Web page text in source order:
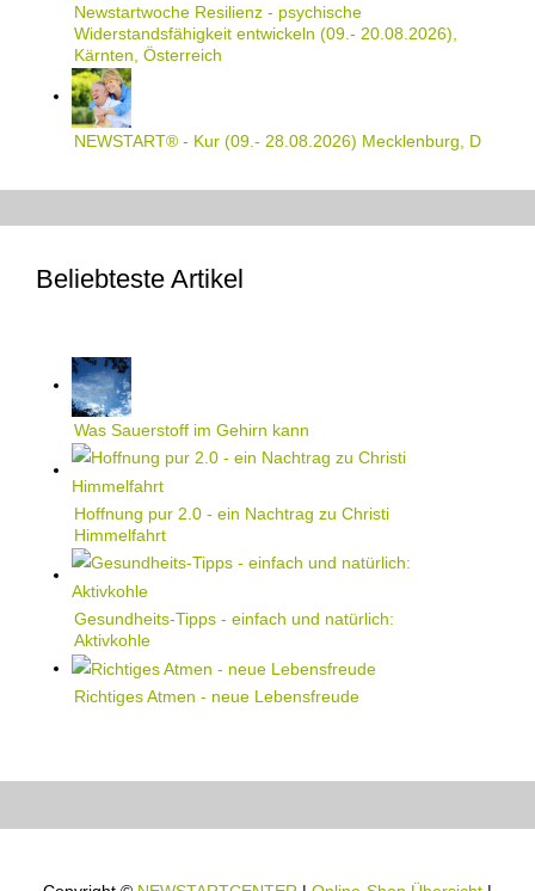
Newstartwoche Resilienz - psychische
Widerstandsfähigkeit entwickeln (09.- 20.08.2026),
Kärnten, Österreich
NEWSTART® - Kur (09.- 28.08.2026) Mecklenburg, D
Beliebteste Artikel
Was Sauerstoff im Gehirn kann
Hoffnung pur 2.0 - ein Nachtrag zu Christi
Himmelfahrt
Gesundheits-Tipps - einfach und natürlich:
Aktivkohle
Richtiges Atmen - neue Lebensfreude